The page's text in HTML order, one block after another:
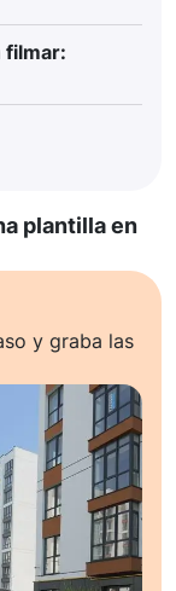
filmar:
plantilla en
y graba las